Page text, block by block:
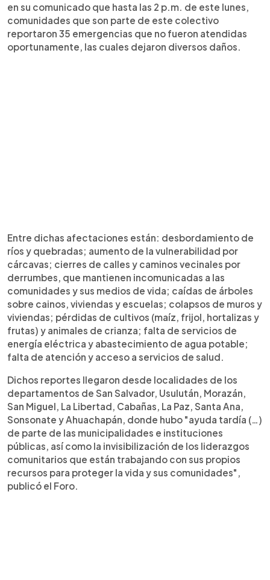
en su comunicado que hasta las 2 p.m. de este lunes,
comunidades que son parte de este colectivo
reportaron 35 emergencias que no fueron atendidas
oportunamente, las cuales dejaron diversos daños.
Entre dichas afectaciones están: desbordamiento de
ríos y quebradas; aumento de la vulnerabilidad por
cárcavas; cierres de calles y caminos vecinales por
derrumbes, que mantienen incomunicadas a las
comunidades y sus medios de vida; caídas de árboles
sobre cainos, viviendas y escuelas; colapsos de muros y
viviendas; pérdidas de cultivos (maíz, frijol, hortalizas y
frutas) y animales de crianza; falta de servicios de
energía eléctrica y abastecimiento de agua potable;
falta de atención y acceso a servicios de salud.
Dichos reportes llegaron desde localidades de los
departamentos de San Salvador, Usulután, Morazán,
San Miguel, La Libertad, Cabañas, La Paz, Santa Ana,
Sonsonate y Ahuachapán, donde hubo "ayuda tardía (…)
de parte de las municipalidades e instituciones
públicas, así como la invisibilización de los liderazgos
comunitarios que están trabajando con sus propios
recursos para proteger la vida y sus comunidades",
publicó el Foro.